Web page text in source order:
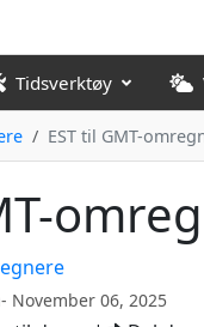
Tidsverktøy
EST til GMT-
- November 06, 2025